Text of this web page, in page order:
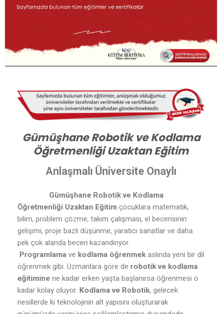
Gümüşhane Robotik ve Kodlama
Öğretmenliği Uzaktan Eğitim
Anlaşmalı Üniversite Onaylı
Gümüşhane Robotik ve Kodlama
Öğretmenliği Uzaktan Eğitim çocuklara matematik,
bilim, problem çözme, takım çalışması, el becerisinin
gelişimi, proje bazlı düşünme, yaratıcı sanatlar ve daha
pek çok alanda beceri kazandırıyor.
Programlama ve kodlama öğrenmek aslında yeni bir dil
öğrenmek gibi. Uzmanlara göre de robotik ve kodlama
eğitimine ne kadar erken yaşta başlanırsa öğrenmesi o
kadar kolay oluyor. Kodlama ve Robotik, gelecek
nesillerde ki teknolojinin alt yapısını oluşturarak